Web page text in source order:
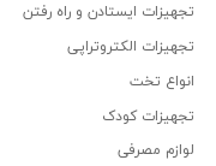
تجهیزات ایستادن و راه رفتن
تجهیزات الکتروتراپی
انواع تخت
تجهیزات کودک
لوازم مصرفی